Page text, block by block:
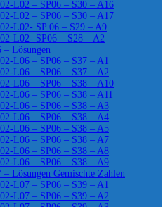
L02 – SP06 – S30 – A16
L02 – SP06 – S30 – A17
L02- SP 06 – S29 – A9
L02- SP06 – S28 – A2
Lösungen
L06 – SP06 – S37 – A1
L06 – SP06 – S37 – A2
L06 – SP06 – S38 – A10
L06 – SP06 – S38 – A11
L06 – SP06 – S38 – A3
L06 – SP06 – S38 – A4
L06 – SP06 – S38 – A5
L06 – SP06 – S38 – A7
L06 – SP06 – S38 – A8
L06 – SP06 – S38 – A9
Lösungen Gemischte Zahlen
L07 – SP06 – S39 – A1
L07 – SP06 – S39 – A2